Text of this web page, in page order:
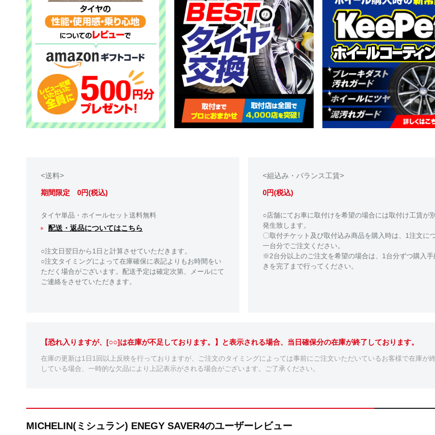
<送料>
期間限定 0円(税込)
タイヤ単品・ホイールセット送料無料
配送・返品についてはこちら
○注文日翌日から1日と計算させていただきます。
○注文タイミングによって在庫確保に表記よりもお時間をい
ただく場合がございます。配送予定は確定次第、メールにて
ご連絡をさせていただきます。
<組込み・バランス工賃>
0円(税込)
○店舗にてお車に取付けを希望の場合には取付け工賃が
発生致します。
〇取付チケット及び取付込み商品を購入時は、1注文に
一台分でご注文ください。
※2台分以上のご注文を希望の場合は、1台分ずつ購入手
きを完了まで行ってください。
【恐れ入りますが、[○○]は在庫が不足しております。】と表示される場合、当日確保分の在庫が終了しております。
在庫の更新は1日1回以上反映を行っておりますが、ご注文のタイミングによっては事前にご注文いただいているお客様で在庫が
している場合、一時的な欠品により上記表示がされる場合がございます。ご了承ください。
MICHELIN(ミシュラン) ENEGY SAVER4のユーザーレビュー